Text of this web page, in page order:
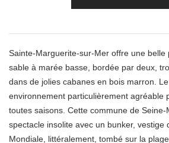
Sainte-Marguerite-sur-Mer offre une belle
sable à marée basse, bordée par deux,
dans de jolies cabanes en bois marron.
environnement particulièrement agréable
toutes saisons. Cette commune de
spectacle insolite avec un bunker, vestige
Mondiale, littéralement, tombé sur la